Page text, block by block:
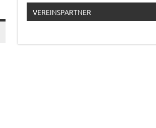
VEREINSPARTNER